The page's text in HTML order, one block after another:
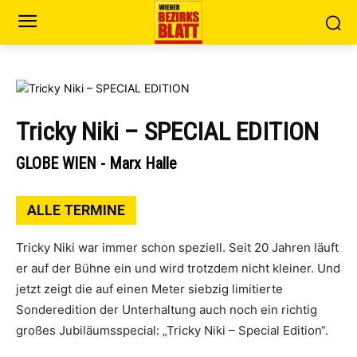
Tricky Niki – SPECIAL EDITION
GLOBE WIEN - Marx Halle
ALLE TERMINE
Tricky Niki war immer schon speziell. Seit 20 Jahren läuft
er auf der Bühne ein und wird trotzdem nicht kleiner. Und
jetzt zeigt die auf einen Meter siebzig limitierte
Sonderedition der Unterhaltung auch noch ein richtig
großes Jubiläumsspecial: „Tricky Niki – Special Edition“.